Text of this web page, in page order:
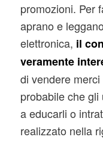
promozioni. Per
aprano e
elettronica, il
veramente
di vendere
probabile che gli
a educarli o
realizzato nella